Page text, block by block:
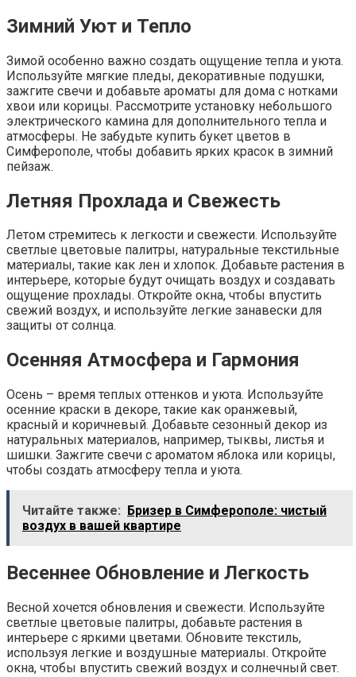
Зимний Уют и Тепло
Зимой особенно важно создать ощущение тепла и уюта.
Используйте мягкие пледы, декоративные подушки,
зажгите свечи и добавьте ароматы для дома с нотками
хвои или корицы. Рассмотрите установку небольшого
электрического камина для дополнительного тепла и
атмосферы. Не забудьте купить букет цветов в
Симферополе, чтобы добавить ярких красок в зимний
пейзаж.
Летняя Прохлада и Свежесть
Летом стремитесь к легкости и свежести. Используйте
светлые цветовые палитры, натуральные текстильные
материалы, такие как лен и хлопок. Добавьте растения в
интерьере, которые будут очищать воздух и создавать
ощущение прохлады. Откройте окна, чтобы впустить
свежий воздух, и используйте легкие занавески для
защиты от солнца.
Осенняя Атмосфера и Гармония
Осень – время теплых оттенков и уюта. Используйте
осенние краски в декоре, такие как оранжевый,
красный и коричневый. Добавьте сезонный декор из
натуральных материалов, например, тыквы, листья и
шишки. Зажгите свечи с ароматом яблока или корицы,
чтобы создать атмосферу тепла и уюта.
Читайте также:
Бризер в Симферополе: чистый
воздух в вашей квартире
Весеннее Обновление и Легкость
Весной хочется обновления и свежести. Используйте
светлые цветовые палитры, добавьте растения в
интерьере с яркими цветами. Обновите текстиль,
используя легкие и воздушные материалы. Откройте
окна, чтобы впустить свежий воздух и солнечный свет.